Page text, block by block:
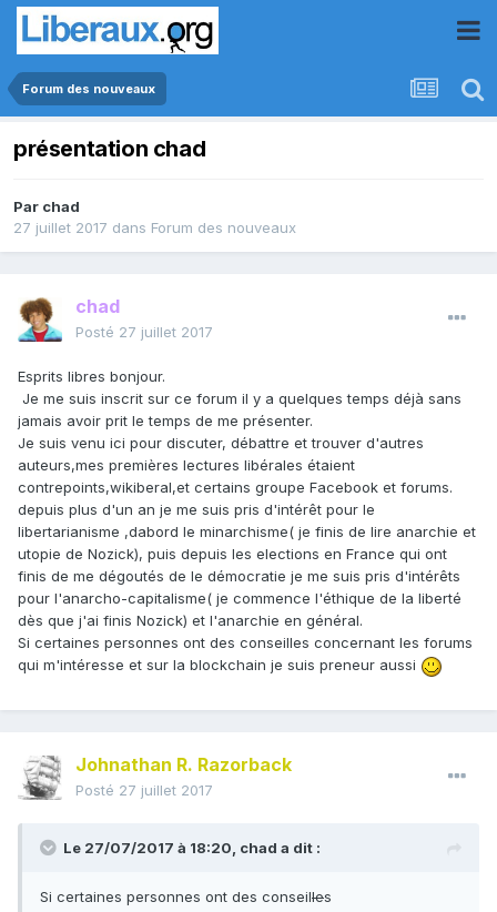
Forum des nouveaux
présentation chad
Par chad
27 juillet 2017 dans Forum des nouveaux
chad
Posté 27 juillet 2017
Esprits libres bonjour.
Je me suis inscrit sur ce forum il y a quelques temps déjà sans
jamais avoir prit le temps de me présenter.
Je suis venu ici pour discuter, débattre et trouver d'autres
auteurs,mes premières lectures libérales étaient
contrepoints,wikiberal,et certains groupe Facebook et forums.
depuis plus d'un an je me suis pris d'intérêt pour le
libertarianisme ,dabord le minarchisme( je finis de lire anarchie et
utopie de Nozick), puis depuis les elections en France qui ont
finis de me dégoutés de le démocratie je me suis pris d'intérêts
pour l'anarcho-capitalisme( je commence l'éthique de la liberté
dès que j'ai finis Nozick) et l'anarchie en général.
Si certaines personnes ont des conseilles concernant les forums
qui m'intéresse et sur la blockchain je suis preneur aussi
Johnathan R. Razorback
Posté 27 juillet 2017
Le 27/07/2017 à 18:20, chad a dit :
Si certaines personnes ont des conseilles